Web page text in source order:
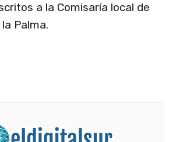
a la Comisaría local de
Palma.